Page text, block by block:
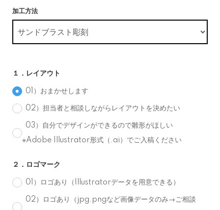
加工方法
１．レイアウト
01）おまかせします
02）担当者と相談しながらレイアウトを決めたい
03）自分でデザインができるので雛形がほしい
※Adobe Illustrator形式（.ai）でご入稿ください
２．ロゴマーク
01）ロゴあり（Illustratorデータを用意できる）
02）ロゴあり（jpg.pngなど画像データのみ→ご相談